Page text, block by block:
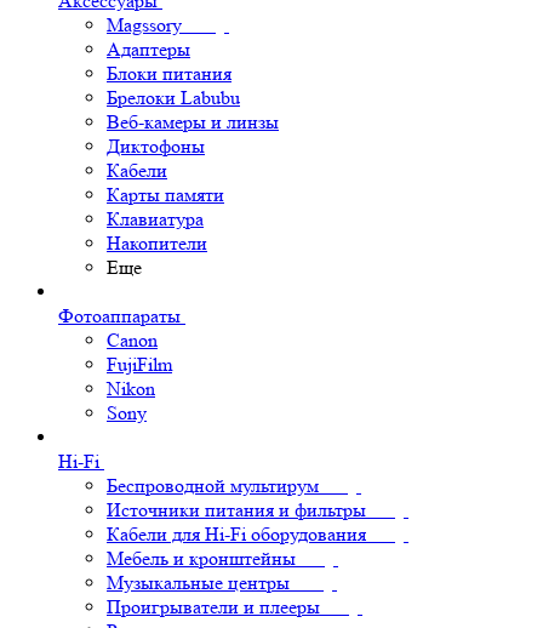
Magssory
Адаптеры
Блоки питания
Брелоки Labubu
Веб-камеры и линзы
Диктофоны
Кабели
Карты памяти
Клавиатура
Накопители
Еще
Фотоаппараты
Canon
FujiFilm
Nikon
Sony
Hi-Fi
Беспроводной мультирум
Источники питания и фильтры
Кабели для Hi-Fi оборудования
Мебель и кронштейны
Музыкальные центры
Проигрыватели и плееры